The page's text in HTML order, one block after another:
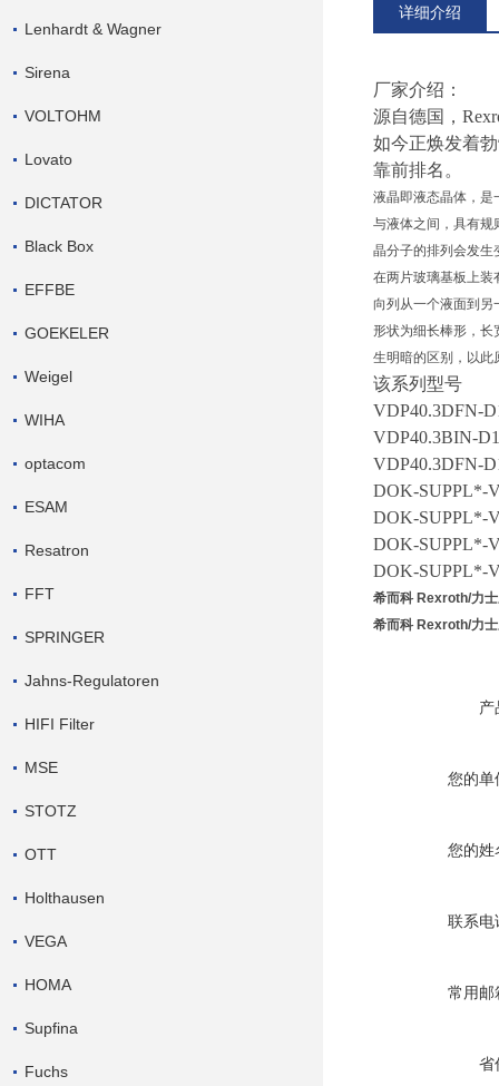
Lenhardt & Wagner
Sirena
VOLTOHM
Lovato
DICTATOR
Black Box
EFFBE
GOEKELER
Weigel
WIHA
optacom
ESAM
Resatron
FFT
SPRINGER
Jahns-Regulatoren
HIFI Filter
MSE
STOTZ
OTT
Holthausen
VEGA
HOMA
Supfina
Fuchs
详细介绍
厂家介绍：
源自德国，
如今正焕发着
靠前排名。
液晶即液态晶体，是
与液体之间，具有规
晶分子的排列会发生
在两片玻璃基板上装
向列从一个液面到另
形状为细长棒形，
生明暗的区别，以此
该系列型号
VDP40.3DFN-
VDP40.3BIN-
VDP40.3DFN-
DOK-SUPPL*-
DOK-SUPPL*-
DOK-SUPPL*-
DOK-SUPPL*-
希而科 Rexroth/力
希而科 Rexroth/力
产
您的单
您的姓
联系电
常用邮
省